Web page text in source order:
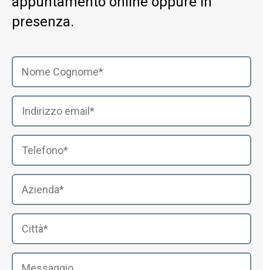
presenza.